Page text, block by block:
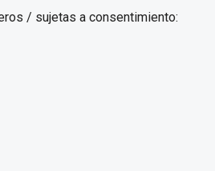
/ sujetas a consentimiento: